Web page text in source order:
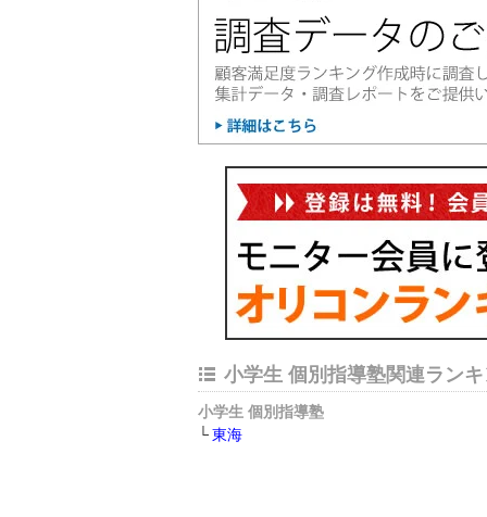
小学生 個別指導塾関連ラン
小学生 個別指導塾
東海